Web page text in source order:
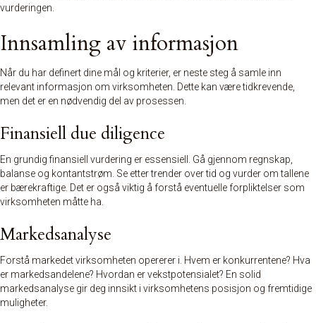
vurderingen.
Innsamling av informasjon
Når du har definert dine mål og kriterier, er neste steg å samle inn
relevant informasjon om virksomheten. Dette kan være tidkrevende,
men det er en nødvendig del av prosessen.
Finansiell due diligence
En grundig finansiell vurdering er essensiell. Gå gjennom regnskap,
balanse og kontantstrøm. Se etter trender over tid og vurder om tallene
er bærekraftige. Det er også viktig å forstå eventuelle forpliktelser som
virksomheten måtte ha.
Markedsanalyse
Forstå markedet virksomheten opererer i. Hvem er konkurrentene? Hva
er markedsandelene? Hvordan er vekstpotensialet? En solid
markedsanalyse gir deg innsikt i virksomhetens posisjon og fremtidige
muligheter.